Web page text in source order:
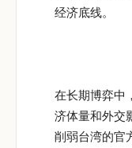
经济底线。
在长期博弈中
济体量和外交
削弱台湾的官